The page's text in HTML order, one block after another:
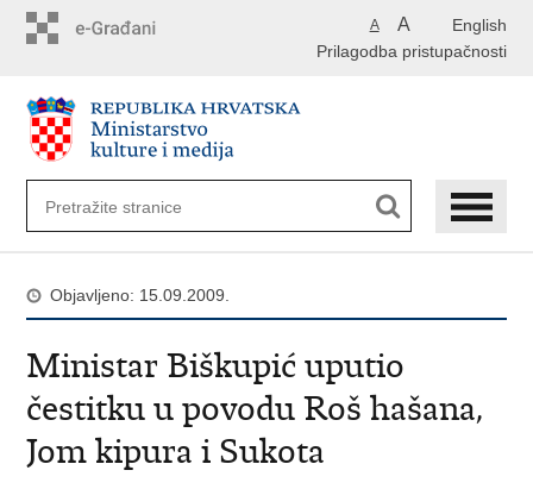
English
A A
Prilagodba pristupačnosti
Objavljeno: 15.09.2009.
Ministar Biškupić uputio
čestitku u povodu Roš hašana,
Jom kipura i Sukota